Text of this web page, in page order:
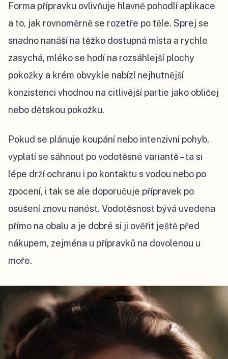
Forma přípravku ovlivňuje hlavně pohodlí aplikace
a to, jak rovnoměrně se rozetře po těle. Sprej se
snadno nanáší na těžko dostupná místa a rychle
zasychá, mléko se hodí na rozsáhlejší plochy
pokožky a krém obvykle nabízí nejhutnější
konzistenci vhodnou na citlivější partie jako obličej
nebo dětskou pokožku.
Pokud se plánuje koupání nebo intenzivní pohyb,
vyplatí se sáhnout po vodotěsné variantě – ta si
lépe drží ochranu i po kontaktu s vodou nebo po
zpocení, i tak se ale doporučuje přípravek po
osušení znovu nanést. Vodotěsnost bývá uvedena
přímo na obalu a je dobré si ji ověřit ještě před
nákupem, zejména u přípravků na dovolenou u
moře.